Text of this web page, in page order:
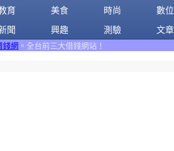
育 美食 時尚 數位
聞 興趣 測驗 文章
借錢網站！